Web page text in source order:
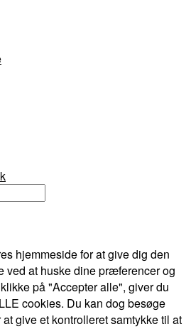
hjemmeside for at give dig den
ved at huske dine præferencer og
på "Accepter alle", giver du
cookies. Du kan dog besøge
give et kontrolleret samtykke til at